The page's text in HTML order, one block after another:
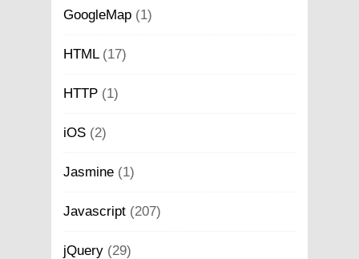
GoogleMap (1)
HTML(17)
HTTP (1)
iOS (2)
Jasmine (1)
Javascript (207)
jQuery (29)